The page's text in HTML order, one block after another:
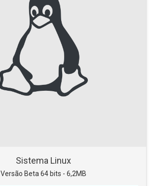
Sistema Linux
Versão Beta 64 bits - 6,2MB